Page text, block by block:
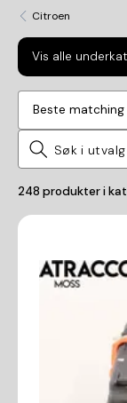
Citroen
Vis alle
Beste matching
248 produkter i